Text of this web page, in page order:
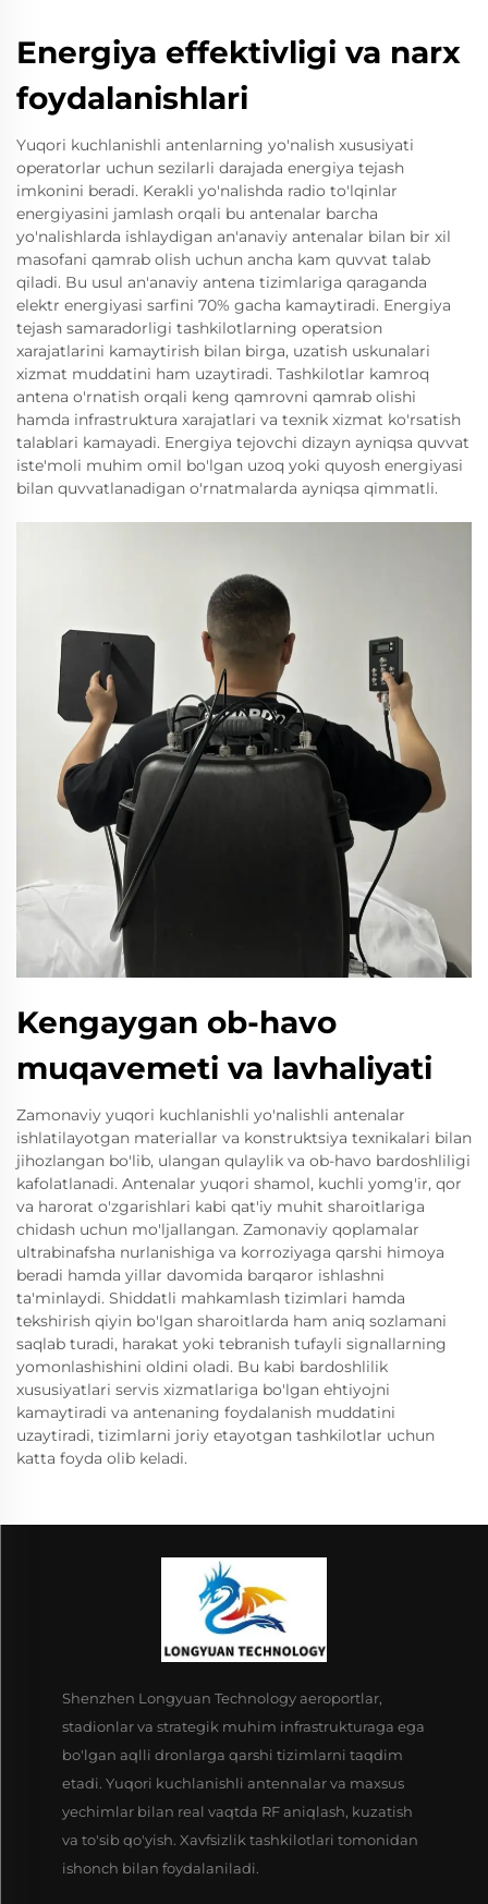
Energiya effektivligi va narx
foydalanishlari
Yuqori kuchlanishli antenlarning yo'nalish xususiyati
operatorlar uchun sezilarli darajada energiya tejash
imkonini beradi. Kerakli yo'nalishda radio to'lqinlar
energiyasini jamlash orqali bu antenalar barcha
yo'nalishlarda ishlaydigan an'anaviy antenalar bilan bir xil
masofani qamrab olish uchun ancha kam quvvat talab
qiladi. Bu usul an'anaviy antena tizimlariga qaraganda
elektr energiyasi sarfini 70% gacha kamaytiradi. Energiya
tejash samaradorligi tashkilotlarning operatsion
xarajatlarini kamaytirish bilan birga, uzatish uskunalari
xizmat muddatini ham uzaytiradi. Tashkilotlar kamroq
antena o'rnatish orqali keng qamrovni qamrab olishi
hamda infrastruktura xarajatlari va texnik xizmat ko'rsatish
talablari kamayadi. Energiya tejovchi dizayn ayniqsa quvvat
iste'moli muhim omil bo'lgan uzoq yoki quyosh energiyasi
bilan quvvatlanadigan o'rnatmalarda ayniqsa qimmatli.
Kengaygan ob-havo
muqavemeti va lavhaliyati
Zamonaviy yuqori kuchlanishli yo'nalishli antenalar
ishlatilayotgan materiallar va konstruktsiya texnikalari bilan
jihozlangan bo'lib, ulangan qulaylik va ob-havo bardoshliligi
kafolatlanadi. Antenalar yuqori shamol, kuchli yomg'ir, qor
va harorat o'zgarishlari kabi qat'iy muhit sharoitlariga
chidash uchun mo'ljallangan. Zamonaviy qoplamalar
ultrabinafsha nurlanishiga va korroziyaga qarshi himoya
beradi hamda yillar davomida barqaror ishlashni
ta'minlaydi. Shiddatli mahkamlash tizimlari hamda
tekshirish qiyin bo'lgan sharoitlarda ham aniq sozlamani
saqlab turadi, harakat yoki tebranish tufayli signallarning
yomonlashishini oldini oladi. Bu kabi bardoshlilik
xususiyatlari servis xizmatlariga bo'lgan ehtiyojni
kamaytiradi va antenaning foydalanish muddatini
uzaytiradi, tizimlarni joriy etayotgan tashkilotlar uchun
katta foyda olib keladi.
Shenzhen Longyuan Technology aeroportlar,
stadionlar va strategik muhim infrastrukturaga ega
bo'lgan aqlli dronlarga qarshi tizimlarni taqdim
etadi. Yuqori kuchlanishli antennalar va maxsus
yechimlar bilan real vaqtda RF aniqlash, kuzatish
va to'sib qo'yish. Xavfsizlik tashkilotlari tomonidan
ishonch bilan foydalaniladi.